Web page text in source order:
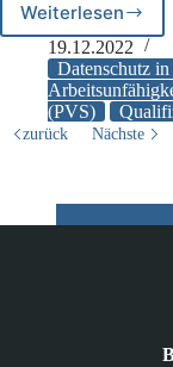
Weiterlesen
Die
kommt
ab
Januar
19.12.2022
Datenschutz
(PVS)
zurück Nächste